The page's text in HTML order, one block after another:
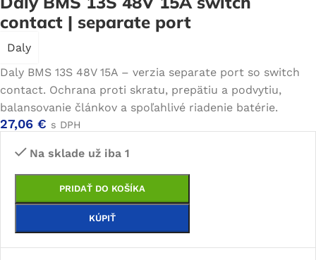
contact | separate port
Daly
Daly BMS 13S 48V 15A – verzia separate port so switch
contact. Ochrana proti skratu, prepätiu a podvytiu,
balansovanie článkov a spoľahlivé riadenie batérie.
27,06 € s DPH
Na sklade už iba 1
PRIDAŤ DO KOŠÍKA
KÚPIŤ